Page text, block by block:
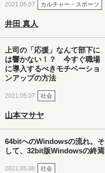
2021.05.07 カルチャー・スポーツ
井田 真人
上司の「応援」なんて部下に
は響かない！？ 今すぐ職場
に導入するべきモチベーショ
ンアップの方法
2021.05.07 社会
山本マサヤ
64bitへのWindowsの流れ。そ
して、32bit版Windowsの終焉
2021.05.06 社会